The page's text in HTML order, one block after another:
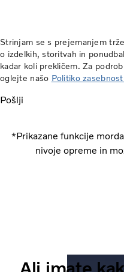
Strinjam se s prejemanjem
o izdelkih, storitvah in
kadar koli prekličem. Za
oglejte našo Politiko
Pošlji
*Prikazane funkcije
nivoje opreme in